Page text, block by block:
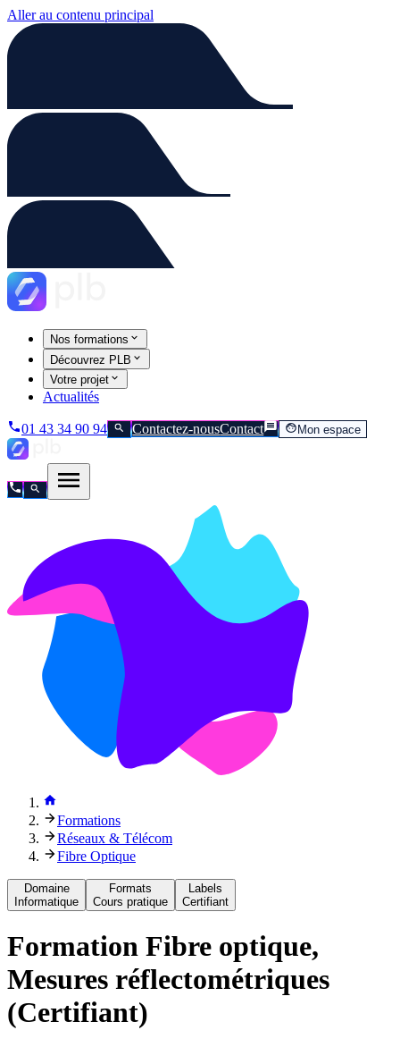
Aller au contenu principal
Nos formations
Découvrez PLB
Votre projet
Actualités
01 43 34 90 94 Contactez-nousContact Mon espace
Formations
Réseaux & Télécom
Fibre Optique
Domaine
Informatique
Formats
Cours pratique
Labels
Certifiant
Formation Fibre optique,
Mesures réflectométriques
(Certifiant)